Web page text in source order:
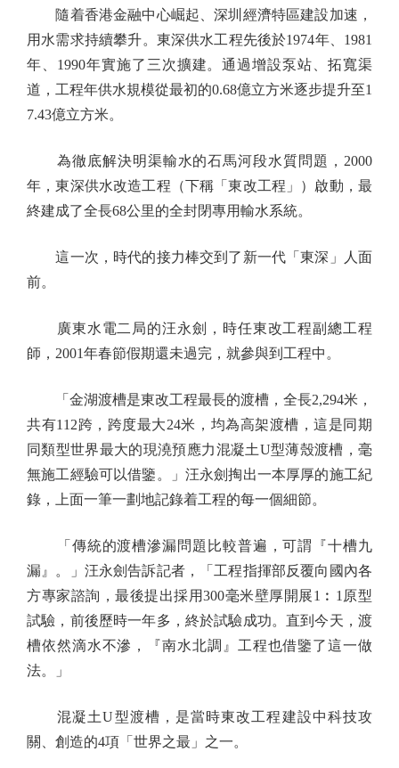
隨着香港金融中心崛起、深圳經濟特區建設加速，
用水需求持續攀升。東深供水工程先後於1974年、1981
年、1990年實施了三次擴建。通過增設泵站、拓寬渠
道，工程年供水規模從最初的0.68億立方米逐步提升至1
7.43億立方米。
為徹底解決明渠輸水的石馬河段水質問題，2000
年，東深供水改造工程（下稱「東改工程」）啟動，最
終建成了全長68公里的全封閉專用輸水系統。
這一次，時代的接力棒交到了新一代「東深」人面
前。
廣東水電二局的汪永劍，時任東改工程副總工程
師，2001年春節假期還未過完，就參與到工程中。
「金湖渡槽是東改工程最長的渡槽，全長2,294米，
共有112跨，跨度最大24米，均為高架渡槽，這是同期
同類型世界最大的現澆預應力混凝土U型薄殼渡槽，毫
無施工經驗可以借鑒。」汪永劍掏出一本厚厚的施工紀
錄，上面一筆一劃地記錄着工程的每一個細節。
「傳統的渡槽滲漏問題比較普遍，可謂『十槽九
漏』。」汪永劍告訴記者，「工程指揮部反覆向國內各
方專家諮詢，最後提出採用300毫米壁厚開展1︰1原型
試驗，前後歷時一年多，終於試驗成功。直到今天，渡
槽依然滴水不滲，『南水北調』工程也借鑒了這一做
法。」
混凝土U型渡槽，是當時東改工程建設中科技攻
關、創造的4項「世界之最」之一。